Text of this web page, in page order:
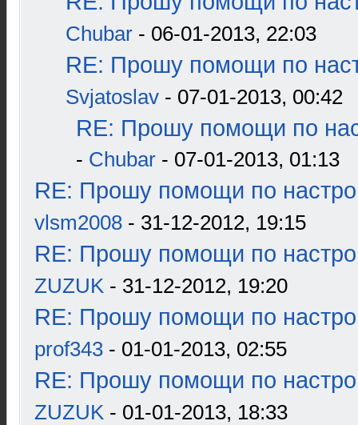
Chubar - 06-01-2013, 22:03
RE: Прошу помощи по
Svjatoslav - 07-01-2013, 00:42
RE: Прошу помощи по
- Chubar - 07-01-2013, 01:13
RE: Прошу помощи по
vlsm2008 - 31-12-2012, 19:15
RE: Прошу помощи по
ZUZUK - 31-12-2012, 19:20
RE: Прошу помощи по
prof343 - 01-01-2013, 02:55
RE: Прошу помощи по
ZUZUK - 01-01-2013, 18:33